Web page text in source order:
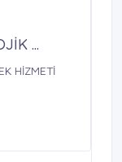
...
HİZMETİ